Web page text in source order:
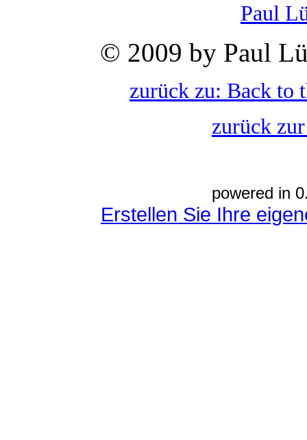
Paul
© 2009 by Paul
zurück zu: Back to
zurück
powered in
Erstellen Sie Ihre